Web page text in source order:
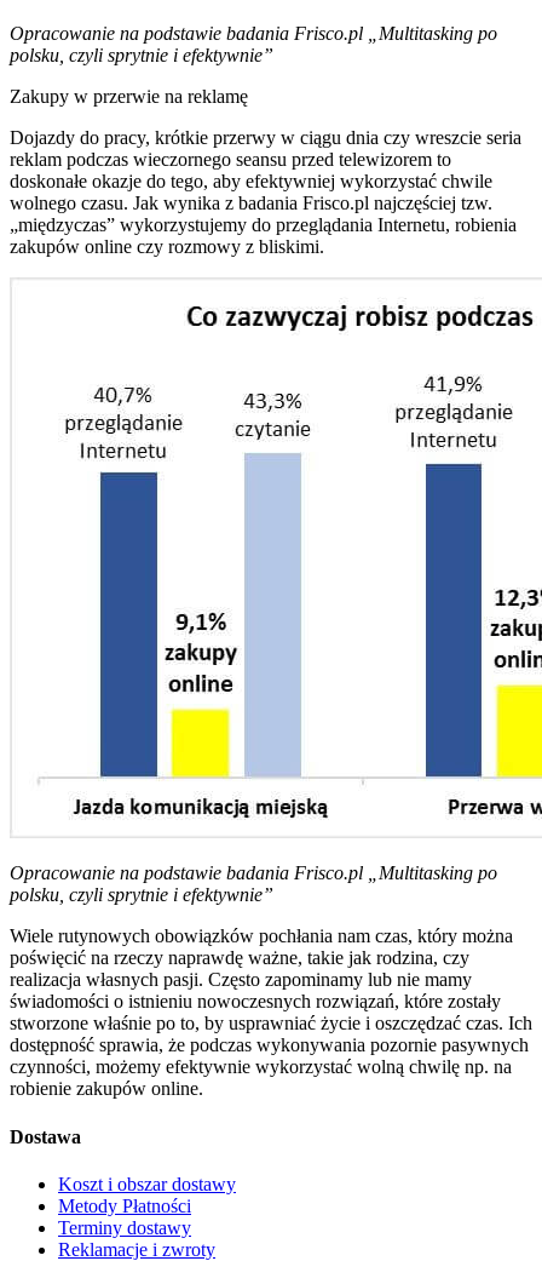
Opracowanie na podstawie badania Frisco.pl „Multitasking po
polsku, czyli sprytnie i efektywnie”
Zakupy w przerwie na reklamę
Dojazdy do pracy, krótkie przerwy w ciągu dnia czy wreszcie seria
reklam podczas wieczornego seansu przed telewizorem to
doskonałe okazje do tego, aby efektywniej wykorzystać chwile
wolnego czasu. Jak wynika z badania Frisco.pl najczęściej tzw.
„międzyczas” wykorzystujemy do przeglądania Internetu, robienia
zakupów online czy rozmowy z bliskimi.
Opracowanie na podstawie badania Frisco.pl „Multitasking po
polsku, czyli sprytnie i efektywnie”
Wiele rutynowych obowiązków pochłania nam czas, który można
poświęcić na rzeczy naprawdę ważne, takie jak rodzina, czy
realizacja własnych pasji. Często zapominamy lub nie mamy
świadomości o istnieniu nowoczesnych rozwiązań, które zostały
stworzone właśnie po to, by usprawniać życie i oszczędzać czas. Ich
dostępność sprawia, że podczas wykonywania pozornie pasywnych
czynności, możemy efektywnie wykorzystać wolną chwilę np. na
robienie zakupów online.
Dostawa
Koszt i obszar dostawy
Metody Płatności
Terminy dostawy
Reklamacje i zwroty